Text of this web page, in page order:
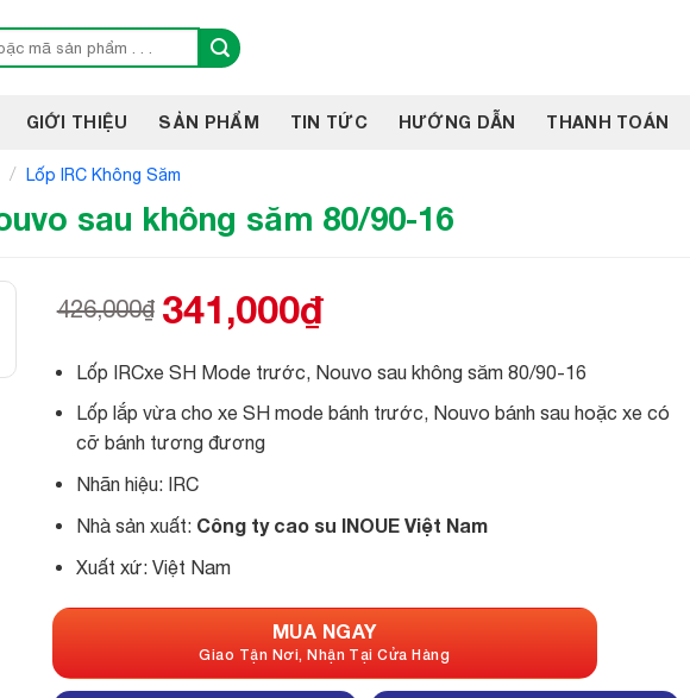
GIỚI THIỆU SẢN PHẨM TIN TỨC HƯỚNG DẪN THANH TOÁN
/ Lốp IRC Không Săm
sau không săm 80/90-16
426,000₫
Giá
426,000₫.
341,000₫
Giá
là:
Lốp IRCxe SH Mode trước, Nouvo sau không săm 80/90-16
Lốp lắp vừa cho xe SH mode bánh trước, Nouvo bánh sau hoặc xe có
cỡ bánh tương đương
Nhãn hiệu: IRC
Nhà sản xuất: Công ty cao su INOUE Việt Nam
Xuất xứ: Việt Nam
MUA NGAY
Giao Tận Nơi, Nhận Tại Cửa Hàng